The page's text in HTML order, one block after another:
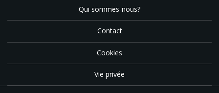
Qui sommes-nous?
Contact
Cookies
Vie privée